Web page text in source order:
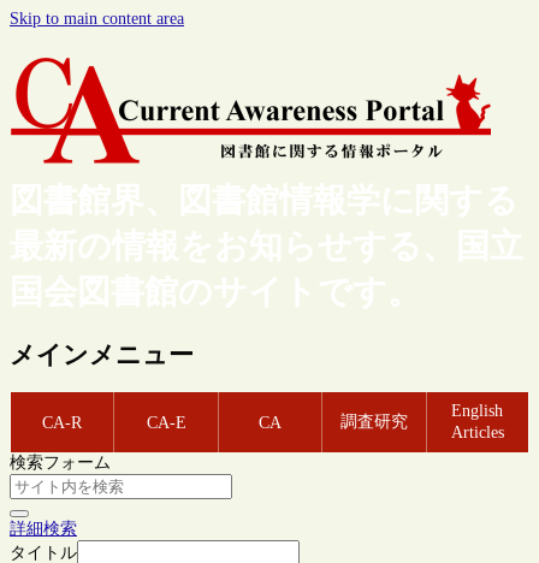
Skip to main content area
図書館界、図書館情報学に関する
最新の情報をお知らせする、国立
国会図書館のサイトです。
メインメニュー
CA-R CA-E CA 調査研究
English
Articles
検索フォーム
詳細検索
タイトル